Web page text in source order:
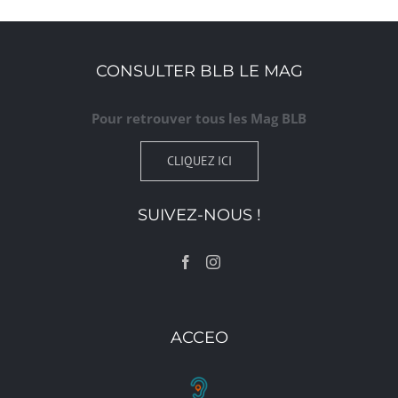
CONSULTER BLB LE MAG
Pour retrouver tous les Mag BLB
CLIQUEZ ICI
SUIVEZ-NOUS !
ACCEO